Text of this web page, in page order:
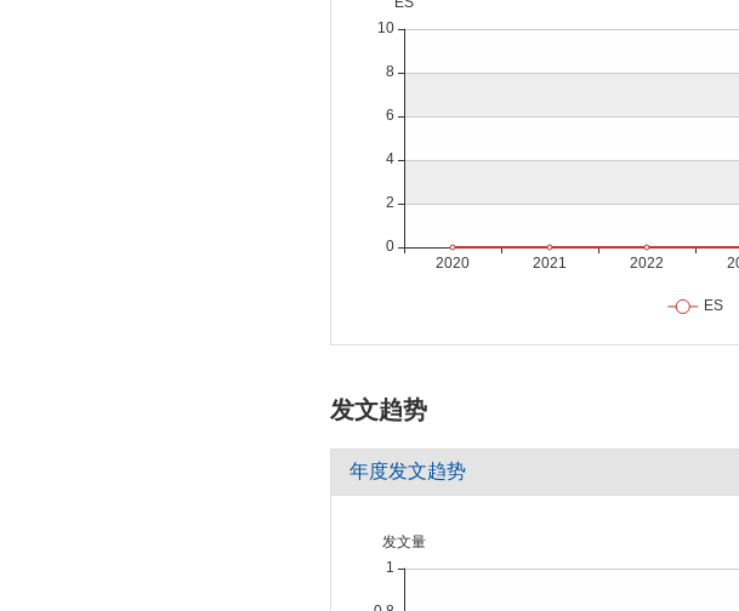
发文趋势
年度发文趋势